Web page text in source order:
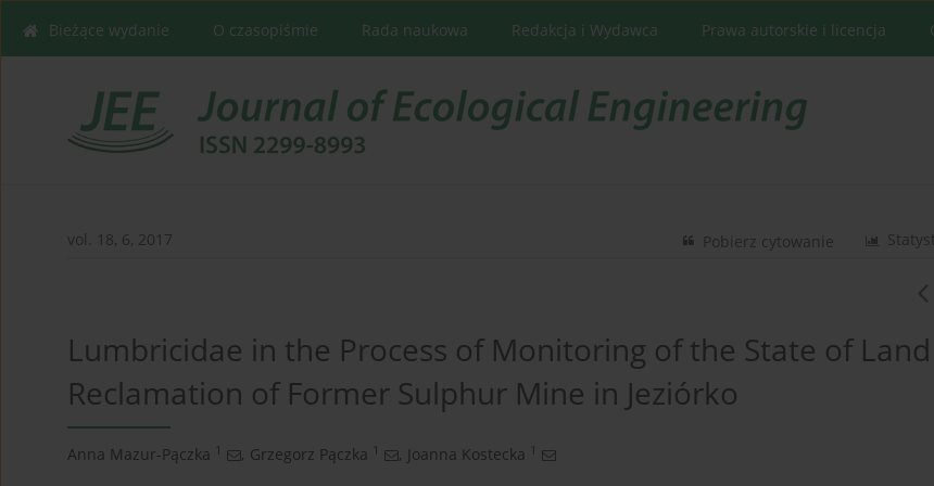
Bieżące wydanie O czasopiśmie Rada naukowa Redakcja i Wydawca Prawa autorskie i licencja
vol. 18, 6, 2017 Pobierz cytowanie
Lumbricidae in the Process of Monitoring of the State of Land
Reclamation of Former Sulphur Mine in Jeziórko
Anna Mazur-Pączka 1 , Grzegorz Pączka 1 , Joanna Kostecka 1